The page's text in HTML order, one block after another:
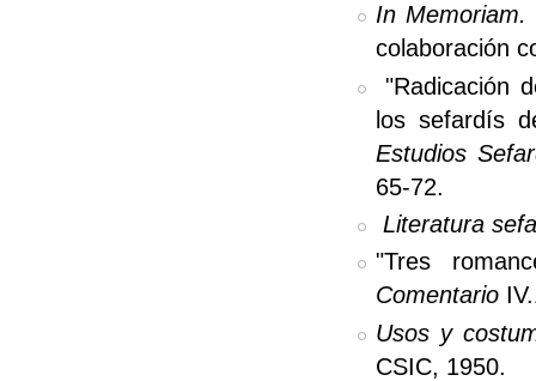
In
colaboración
"Radicación
los sefardís
Estudios
65-72.
Literatura
"Tres
Comentario
Usos y
CSIC, 1950.